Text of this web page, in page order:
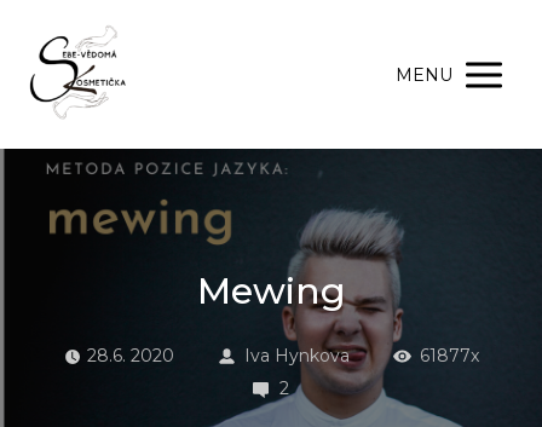
MENU
Mewing
28.6. 2020 Iva Hynkova
61877x
2